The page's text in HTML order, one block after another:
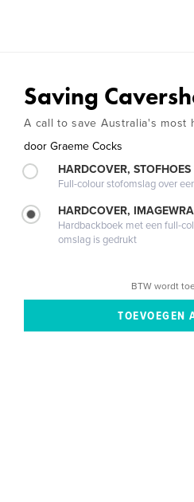
Saving
A call to save Australia's
door Graeme Cocks
HARDCOVER, STOFHOES
Full-colour stofomslag over
HARDCOVER,
Hardbackboek met een full-
omslag is gedrukt
BTW wordt